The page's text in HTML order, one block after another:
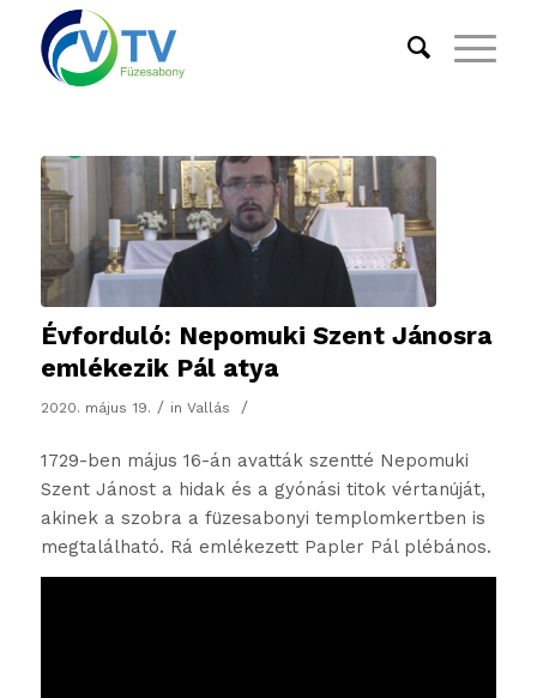
Évforduló: Nepomuki Szent Jánosra
emlékezik Pál atya
2020. május 19. / in Vallás /
1729-ben május 16-án avatták szentté Nepomuki
Szent Jánost a hidak és a gyónási titok vértanúját,
akinek a szobra a füzesabonyi templomkertben is
megtalálható. Rá emlékezett Papler Pál plébános.